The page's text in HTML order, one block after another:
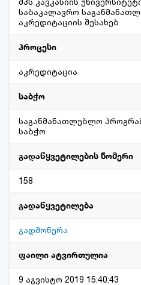
საბაკალავრო
აკრედიტაციის შესახებ
პროცესი
აკრედიტაცია
საბჭო
საგანმანათლებლო
საბჭო
გადაწყვეტილების ნომერი
158
გადაწყვეტილება
გადმოწერა
ფაილი ატვირთულია
9 აგვისტო 2019 15:40:43